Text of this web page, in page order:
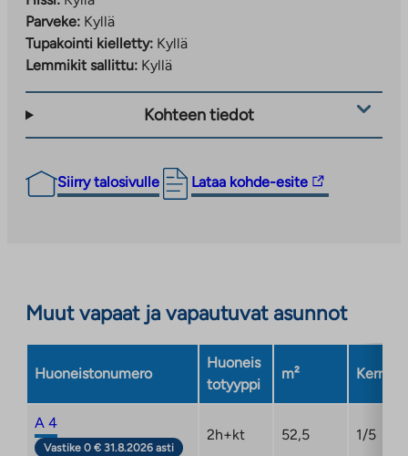
Parveke: Kyllä
Tupakointi kielletty: Kyllä
Lemmikit sallittu: Kyllä
Kohteen tiedot
Siirry talosivulle Lataa kohde-esite
Linkki
vie
uuteen
Muut vapaat ja vapautuvat asunnot
Huoneistonumero
Huoneis
totyyppi
m² Kerros
A 4
Vastike 0 € 31.8.2026 asti
2h+kt 52,5 1/5